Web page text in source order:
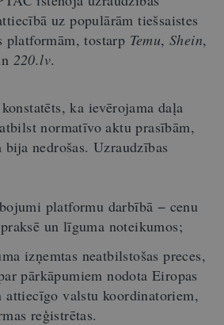
uz populārām tiešsaistes
platformām, tostarp Temu,Shein,
220.lv.
ka ievērojama daļa
normatīvo aktu prasībām,
nedrošas. Uzraudzības
platformu darbībā − cenu
un līguma noteikumos;
izņemtas neatbilstošas preces,
pārkāpumiem nodota Eiropas
attiecīgo valstu koordinatoriem,
reģistrētas.